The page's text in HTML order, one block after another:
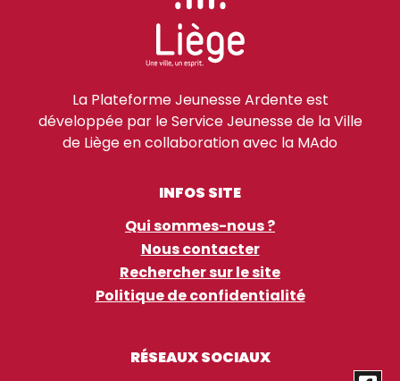
La Plateforme Jeunesse Ardente est
développée par le Service Jeunesse de la Ville
de Liège en collaboration avec la MAdo
INFOS SITE
Qui sommes-nous ?
Nous contacter
Rechercher sur le site
Politique de confidentialité
RÉSEAUX SOCIAUX